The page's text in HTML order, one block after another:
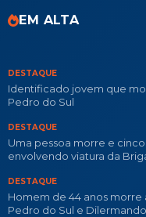
EM ALTA
DESTAQUE
Identificado jovem que
Pedro do Sul
DESTAQUE
Uma pessoa morre e
envolvendo viatura da
DESTAQUE
Homem de 44 anos morre
Pedro do Sul e